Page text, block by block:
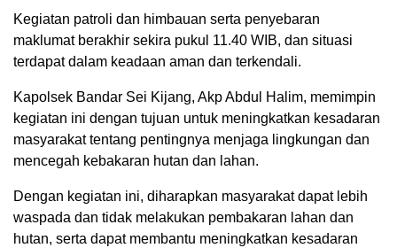
Kegiatan patroli dan himbauan serta penyebaran
maklumat berakhir sekira pukul 11.40 WIB, dan situasi
terdapat dalam keadaan aman dan terkendali.
Kapolsek Bandar Sei Kijang, Akp Abdul Halim, memimpin
kegiatan ini dengan tujuan untuk meningkatkan kesadaran
masyarakat tentang pentingnya menjaga lingkungan dan
mencegah kebakaran hutan dan lahan.
Dengan kegiatan ini, diharapkan masyarakat dapat lebih
waspada dan tidak melakukan pembakaran lahan dan
hutan, serta dapat membantu meningkatkan kesadaran